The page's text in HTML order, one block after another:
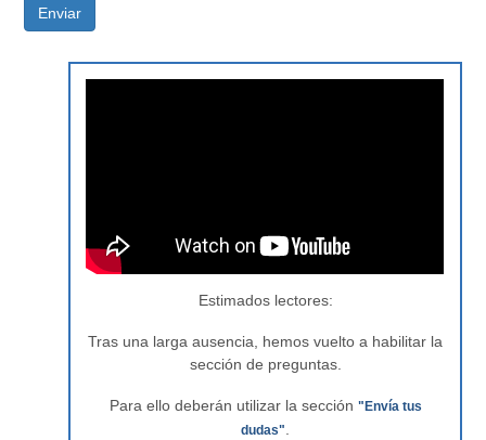
Enviar
Estimados lectores:
Tras una larga ausencia, hemos vuelto a habilitar la
sección de preguntas.
Para ello deberán utilizar la sección "Envía tus
dudas".